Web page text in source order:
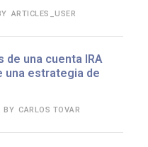
ARTICLES_USER
de una cuenta IRA
una estrategia de
BY CARLOS TOVAR